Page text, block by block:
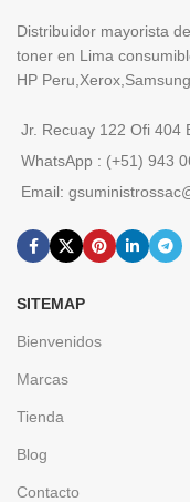
Distribuidor mayorista
toner en Lima
HP Peru,Xerox,Samsung.
Jr. Recuay 122 Ofi 404
WhatsApp : (+51) 943
Email:
SITEMAP
Bienvenidos
Marcas
Tienda
Blog
Contacto